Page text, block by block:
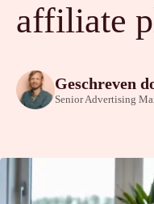
affiliate
Geschreven
Senior Advertising